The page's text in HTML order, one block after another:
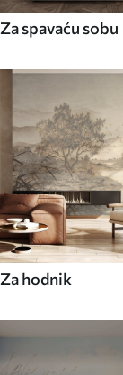
Za spavaću sobu
Za hodnik